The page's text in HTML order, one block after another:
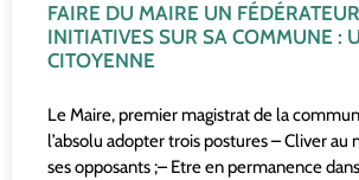
FAIRE DU MAIRE UN
INITIATIVES SUR SA COMMUNE :
CITOYENNE
Le Maire, premier magistrat de la
l’absolu adopter trois postures – Cliver au
ses opposants ;– Etre en permanence dans